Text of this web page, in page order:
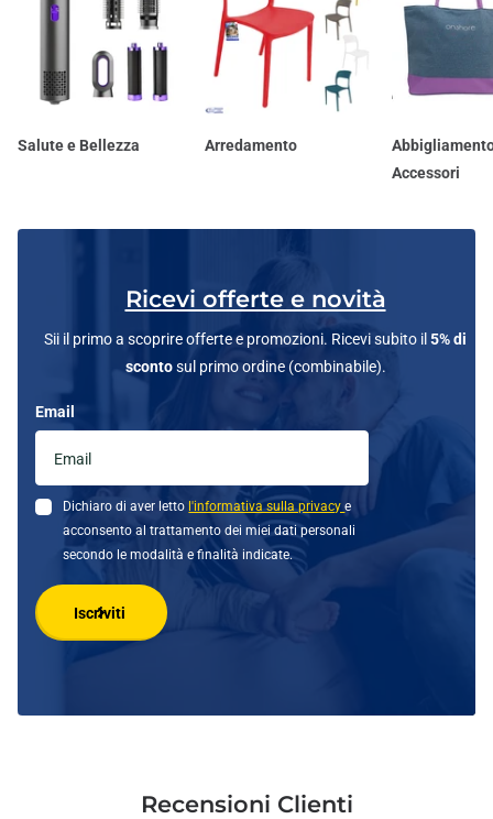
Salute e Bellezza Arredamento
Accessori
Ricevi offerte e novità
Sii il primo a scoprire offerte e promozioni. Ricevi subito il 5% di
scontosul primo ordine (combinabile).
Email
Dichiaro di aver letto l'informativa sulla privacye
acconsento al trattamento dei miei dati personali
secondo le modalità e finalità indicate.
Iscriviti
Recensioni Clienti